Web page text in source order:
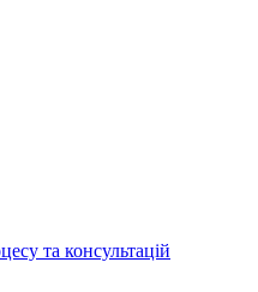
та консультацій